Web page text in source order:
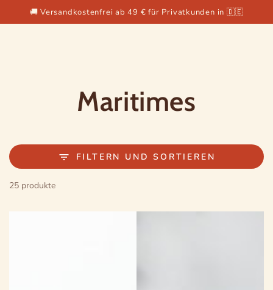
ZUM INHALT
SPRINGEN
🚚 Versandkostenfrei ab 49 € für Privatkunden in 🇩🇪
Kollektion:
Maritimes
FILTERN UND SORTIEREN
25 produkte